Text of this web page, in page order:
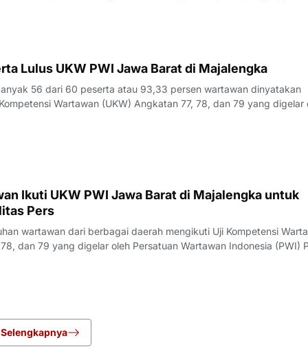
Lulus UKW PWI Jawa Barat di Majalengka
56 dari 60 peserta atau 93,33 persen wartawan dinyatakan
Wartawan (UKW) Angkatan 77, 78, dan 79 yang digelar
Ikuti UKW PWI Jawa Barat di Majalengka untuk
Pers
wartawan dari berbagai daerah mengikuti Uji Kompetensi
dan 79 yang digelar oleh Persatuan Wartawan Indonesia (PWI)
Selengkapnya